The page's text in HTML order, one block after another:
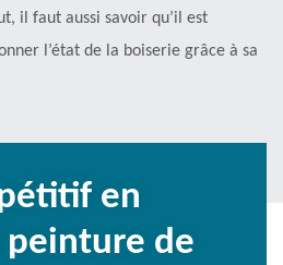
il faut aussi savoir qu’il est
l’état de la boiserie grâce à sa
en
peinture de